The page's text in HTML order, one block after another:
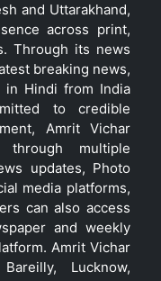
and Uttarakhand,
across print,
Through its news
breaking news,
in Hindi from India
to credible
Amrit Vichar
multiple
updates, Photo
media platforms,
can also access
and weekly
Amrit Vichar
Lucknow,